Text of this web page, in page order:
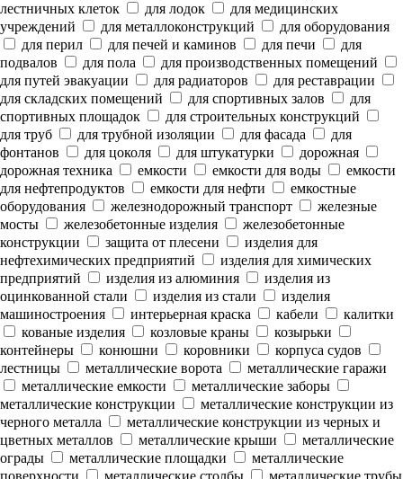
лестничных клеток
для лодок
для медицинских
учреждений
для металлоконструкций
для оборудования
для перил
для печей и каминов для печи
для
подвалов
для пола
для производственных помещений
для путей эвакуации
для радиаторов
для реставрации
для складских помещений
для спортивных залов
для
спортивных площадок
для строительных конструкций
для труб
для трубной изоляции для фасада
для
фонтанов
для цоколя для штукатурки
дорожная
дорожная техника
емкости емкости для воды
емкости
для нефтепродуктов
емкости для нефти
емкостные
оборудования
железнодорожный транспорт
железные
мосты
железобетонные изделия
железобетонные
конструкции
защита от плесени
изделия для
нефтехимических предприятий
изделия для химических
предприятий
изделия из алюминия
изделия из
оцинкованной стали
изделия из стали
изделия
машиностроения
интерьерная краска кабели
калитки
кованые изделия
козловые краны
козырьки
контейнеры
конюшни коровники
корпуса судов
лестницы
металлические ворота
металлические гаражи
металлические емкости
металлические заборы
металлические конструкции
металлические конструкции из
черного металла
металлические конструкции из черных и
цветных металлов
металлические крыши
металлические
ограды
металлические площадки
металлические
поверхности
металлические столбы металлические трубы